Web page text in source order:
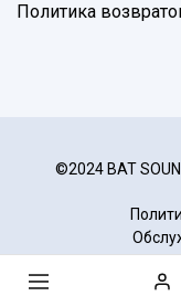
Политика
©2024 BAT